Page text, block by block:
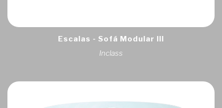
Escalas - Sofá Modular III
Inclass